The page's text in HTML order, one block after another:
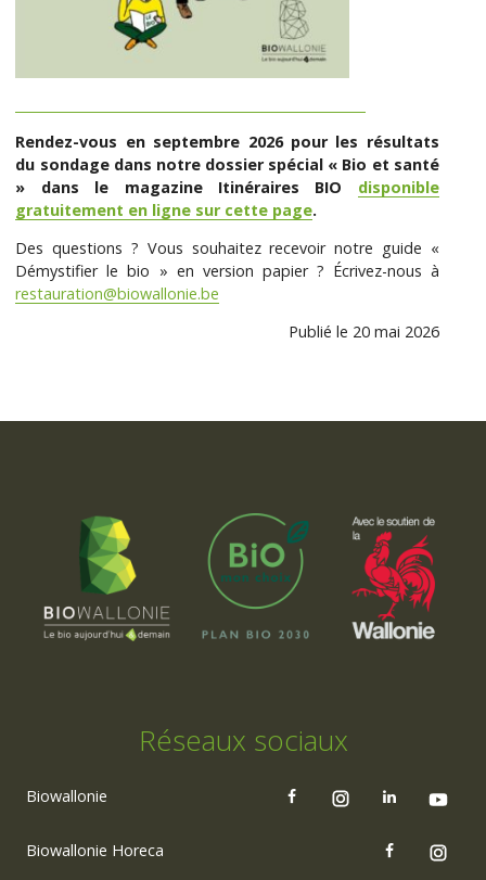
Rendez-vous en septembre 2026 pour les résultats
du sondage dans notre dossier spécial « Bio et santé
» dans le magazine Itinéraires BIO disponible
gratuitement en ligne sur cette page.
Des questions ? Vous souhaitez recevoir notre guide «
Démystifier le bio » en version papier ? Écrivez-nous à
restauration@biowallonie.be
Publié le 20 mai 2026
Réseaux sociaux
Biowallonie
Biowallonie Horeca